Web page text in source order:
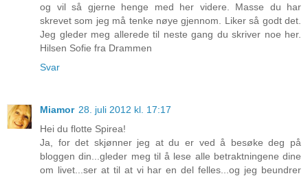
og vil så gjerne henge med her videre. Masse du har
skrevet som jeg må tenke nøye gjennom. Liker så godt det.
Jeg gleder meg allerede til neste gang du skriver noe her.
Hilsen Sofie fra Drammen
Svar
Miamor 28. juli 2012 kl. 17:17
Hei du flotte Spirea!
Ja, for det skjønner jeg at du er ved å besøke deg på
bloggen din...gleder meg til å lese alle betraktningene dine
om livet...ser at til at vi har en del felles...og jeg beundrer